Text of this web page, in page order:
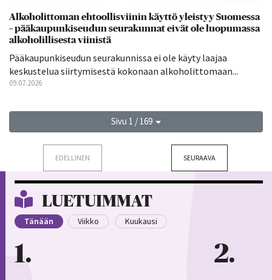
Alkoholittoman ehtoollisviinin käyttö yleistyy Suomessa
– pääkaupunkiseudun seurakunnat eivät ole luopumassa
alkoholillisesta viinistä
Pääkaupunkiseudun seurakunnissa ei ole käyty laajaa
keskustelua siirtymisestä kokonaan alkoholittomaan...
09.07.2026
Sivu 1 / 169
EDELLINEN SEURAAVA
LUETUIMMAT
Tänään Viikko Kuukausi
1 2